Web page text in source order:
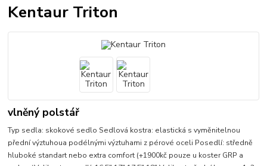
Kentaur Triton
vlněný polstář
Typ sedla: skokové sedlo Sedlová kostra: elastická s vyměnitelnou
přední výztuhoua podélnými výztuhami z pérové oceli Posedlí: středně
hluboké standart nebo extra comfort (+1900kč pouze u koster GRP a